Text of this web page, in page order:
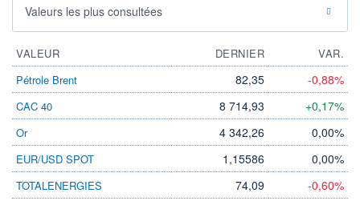
Valeurs les plus consultées
VALEUR DERNIER
VAR.
Pétrole Brent
82,35 -0,88%
CAC 40 8 714,93 +0,17%
Or 4 342,26 0,00%
EUR/USD SPOT 1,15586 0,00%
TOTALENERGIES 74,09 -0,60%